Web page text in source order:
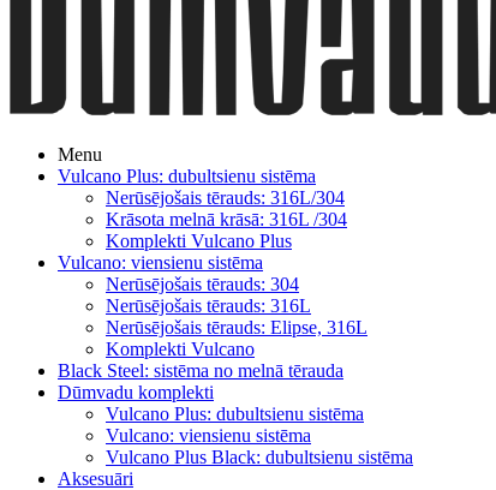
Menu
Vulcano Plus: dubultsienu sistēma
Nerūsējošais tērauds: 316L/304
Krāsota melnā krāsā: 316L /304
Komplekti Vulcano Plus
Vulcano: viensienu sistēma
Nerūsējošais tērauds: 304
Nerūsējošais tērauds: 316L
Nerūsējošais tērauds: Elipse, 316L
Komplekti Vulcano
Black Steel: sistēma no melnā tērauda
Dūmvadu komplekti
Vulcano Plus: dubultsienu sistēma
Vulcano: viensienu sistēma
Vulcano Plus Black: dubultsienu sistēma
Aksesuāri